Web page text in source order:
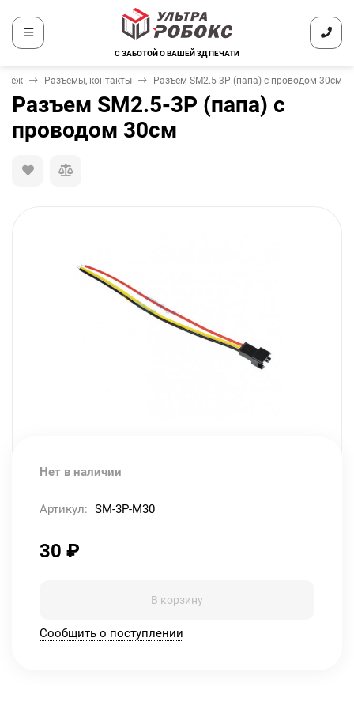
С ЗАБОТОЙ О ВАШЕЙ 3Д ПЕЧАТИ
Разъемы, контакты Разъем SM2.5-3P (папа) с проводом 30см
Разъем SM2.5-3P (папа) с
проводом 30см
Нет в наличии
Артикул: SM-3P-M30
30 ₽
В корзину
Сообщить о поступлении